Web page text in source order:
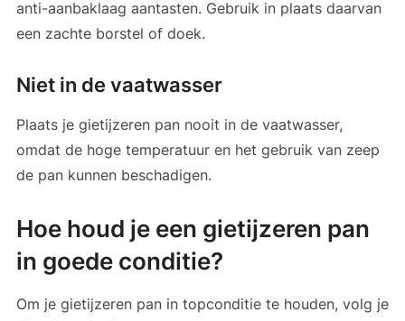
anti-aanbaklaag aantasten. Gebruik in plaats daarvan
een zachte borstel of doek.
Niet in de vaatwasser
Plaats je gietijzeren pan nooit in de vaatwasser,
omdat de hoge temperatuur en het gebruik van zeep
de pan kunnen beschadigen.
Hoe houd je een gietijzeren pan
in goede conditie?
Om je gietijzeren pan in topconditie te houden, volg je